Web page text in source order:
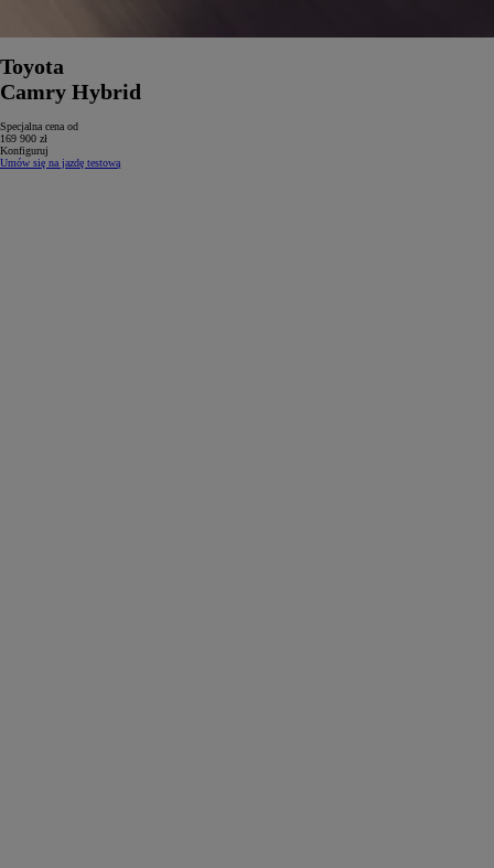
Toyota
Camry Hybrid
Specjalna cena od
169 900 zł
Konfiguruj
Umów się na jazdę testową